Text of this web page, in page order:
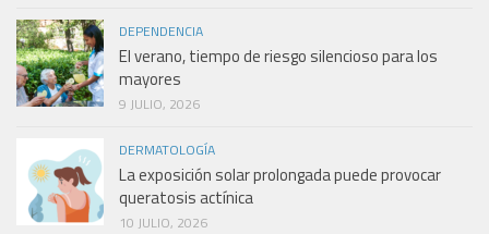
DEPENDENCIA
El verano, tiempo de riesgo silencioso para los
mayores
9 JULIO, 2026
DERMATOLOGÍA
La exposición solar prolongada puede provocar
queratosis actínica
10 JULIO, 2026